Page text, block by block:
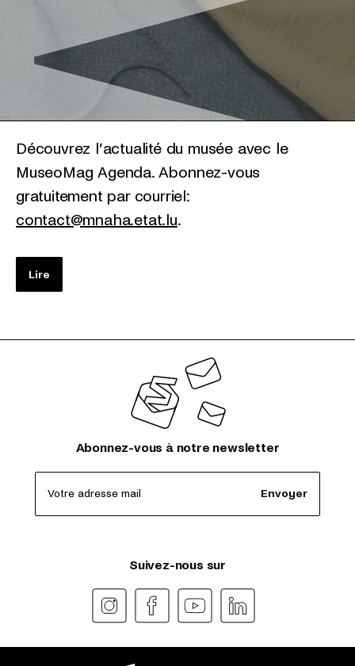
Découvrez l’actualité du musée avec le
MuseoMag Agenda. Abonnez-vous
gratuitement par courriel:
contact@mnaha.etat.lu.
Lire
Abonnez-vous à notre newsletter
Votre adresse mail Envoyer
Suivez-nous sur